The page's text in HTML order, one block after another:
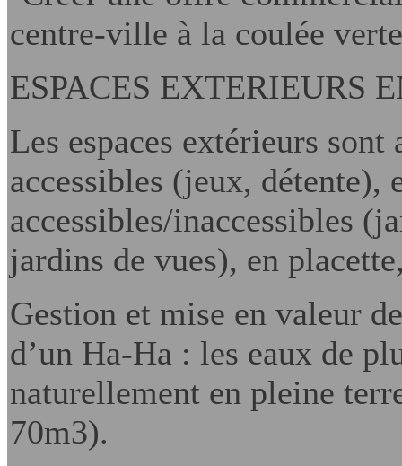
centre-ville à la coulée verte
ESPACES EXTERIEURS
Les espaces extérieurs sont
accessibles (jeux, détente),
accessibles/inaccessibles
jardins de vues), en
Gestion et mise en valeur
d’un Ha-Ha : les eaux de
naturellement en pleine
70m3).